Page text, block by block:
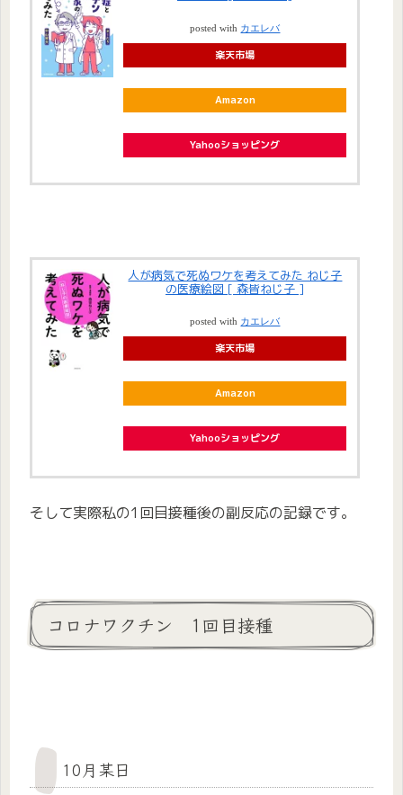
posted with カエレバ
楽天市場
Amazon
Yahooショッピング
人が病気で死ぬワケを考えてみた ねじ子
の医療絵図 [ 森皆ねじ子 ]
posted with カエレバ
楽天市場
Amazon
Yahooショッピング
そして実際私の1回目接種後の副反応の記録です。
コロナワクチン 1回目接種
10月某日